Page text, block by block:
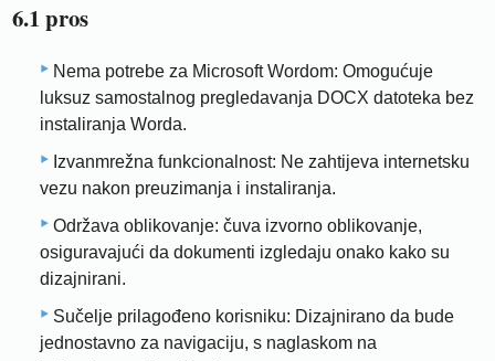
6.1 pros
Nema potrebe za Microsoft Wordom: Omogućuje
luksuz samostalnog pregledavanja DOCX datoteka bez
instaliranja Worda.
Izvanmrežna funkcionalnost: Ne zahtijeva internetsku
vezu nakon preuzimanja i instaliranja.
Održava oblikovanje: čuva izvorno oblikovanje,
osiguravajući da dokumenti izgledaju onako kako su
dizajnirani.
Sučelje prilagođeno korisniku: Dizajnirano da bude
jednostavno za navigaciju, s naglaskom na